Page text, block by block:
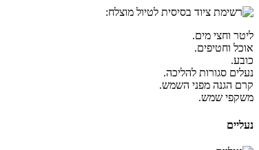
ליטר וחצי מים.
אוכל וחטיפים.
כובע.
נעלים סגורות להליכה.
קרם הגנה מפני השמש.
משקפי שמש.
נעליים